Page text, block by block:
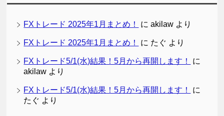
FXトレード 2025年1月まとめ！ にakilaw より
FXトレード 2025年1月まとめ！ に たぐ より
FXトレード5/1(水)結果！5月から再開します！
に
akilaw より
FXトレード5/1(水)結果！5月から再開します！
に
たぐ より